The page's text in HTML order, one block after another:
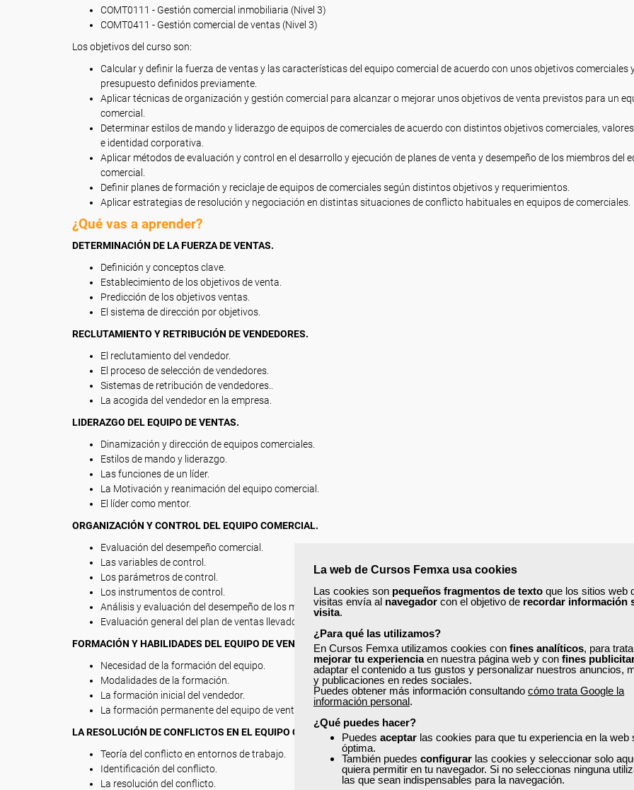
La web de Cursos Femxa usa cookies
Las cookies son pequeños fragmentos de texto que los sitios web
visitas envía al navegador con el objetivo de recordar información
visita.
¿Para qué las utilizamos?
En Cursos Femxa utilizamos cookies con fines analíticos, para
mejorar tu experienciaen nuestra página web y con fines
adaptar el contenido a tus gustos y personalizar nuestros anuncios,
y publicaciones en redes sociales.
Puedes obtener más información consultando cómo trata Google la
información personal.
¿Qué puedes hacer?
Puedes aceptar las cookies para que tu experiencia en la web
óptima.
También puedes configurar las cookies y seleccionar solo
quiera permitir en tu navegador. Si no seleccionas ninguna
las que sean indispensables para la navegación.
COMT0111 - Gestión comercial inmobiliaria (Nivel 3)
COMT0411 - Gestión comercial de ventas (Nivel 3)
Los objetivos del curso son:
Calcular y definir la fuerza de ventas y las características del equipo comercial de acuerdo con unos objetivos comerciales
presupuesto definidos previamente.
Aplicar técnicas de organización y gestión comercial para alcanzar o mejorar unos objetivos de venta previstos para un
comercial.
Determinar estilos de mando y liderazgo de equipos de comerciales de acuerdo con distintos objetivos comerciales,
e identidad corporativa.
Aplicar métodos de evaluación y control en el desarrollo y ejecución de planes de venta y desempeño de los miembros del
comercial.
Definir planes de formación y reciclaje de equipos de comerciales según distintos objetivos y requerimientos.
Aplicar estrategias de resolución y negociación en distintas situaciones de conflicto habituales en equipos de comerciales.
¿Qué vas a aprender?
DETERMINACIÓN DE LA FUERZA DE VENTAS.
Definición y conceptos clave.
Establecimiento de los objetivos de venta.
Predicción de los objetivos ventas.
El sistema de dirección por objetivos.
RECLUTAMIENTO Y RETRIBUCIÓN DE VENDEDORES.
El reclutamiento del vendedor.
El proceso de selección de vendedores.
Sistemas de retribución de vendedores..
La acogida del vendedor en la empresa.
LIDERAZGO DEL EQUIPO DE VENTAS.
Dinamización y dirección de equipos comerciales.
Estilos de mando y liderazgo.
Las funciones de un líder.
La Motivación y reanimación del equipo comercial.
El líder como mentor.
ORGANIZACIÓN Y CONTROL DEL EQUIPO COMERCIAL.
Evaluación del desempeño comercial.
Las variables de control.
Los parámetros de control.
Los instrumentos de control.
Análisis y evaluación del desempeño de los miembros del equipo comercial.
Evaluación general del plan de ventas llevado a cabo y de la satisfacción del cliente.
FORMACIÓN Y HABILIDADES DEL EQUIPO DE VENTAS.
Necesidad de la formación del equipo.
Modalidades de la formación.
La formación inicial del vendedor.
La formación permanente del equipo de ventas.
LA RESOLUCIÓN DE CONFLICTOS EN EL EQUIPO COMERCIAL.
Teoría del conflicto en entornos de trabajo.
Identificación del conflicto.
La resolución del conflicto.